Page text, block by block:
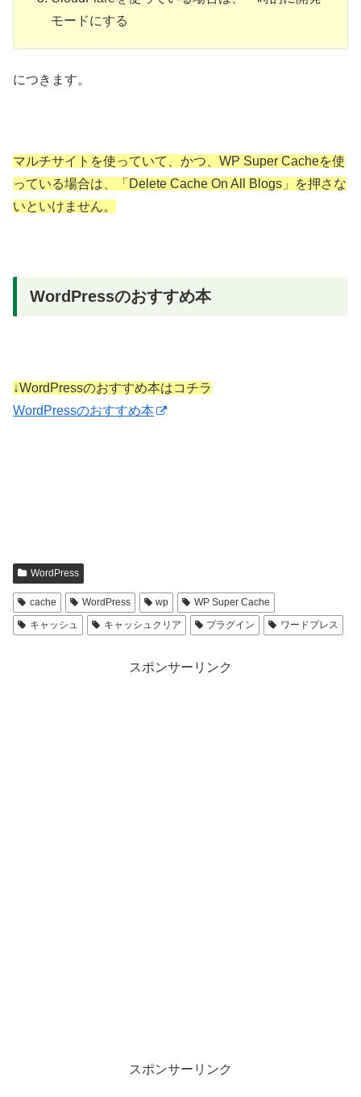
モードにする
につきます。
マルチサイトを使っていて、かつ、WP Super Cacheを使
っている場合は、「Delete Cache On All Blogs」を押さな
いといけません。
WordPressのおすすめ本
↓WordPressのおすすめ本はコチラ
WordPressのおすすめ本
WordPress
cache WordPress wp
WP Super Cache
キャッシュ
キャッシュクリア プラグイン ワードプレス
スポンサーリンク
スポンサーリンク